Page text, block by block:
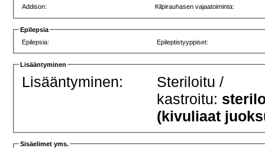
Addison:
Kilpirauhasen vajaatoiminta:
Epilepsia
Epilepsia:
Epileptistyyppiset:
Lisääntyminen
Lisääntyminen:
Steriloitu /
kastroitu:
(kivuliaat
Sisäelimet yms.